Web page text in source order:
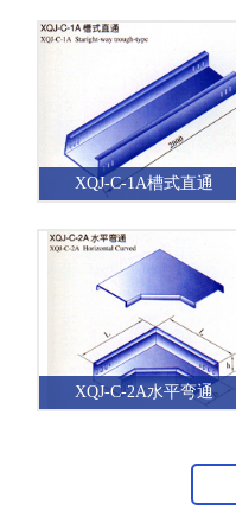
XQJ-C-1A槽式直通
XQJ-C-2A水平弯通